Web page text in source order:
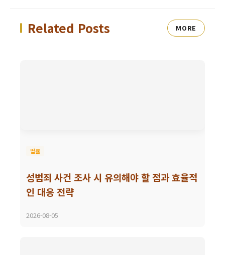
Related Posts MORE
법률
성범죄 사건 조사 시 유의해야 할 점과 효율적
인 대응 전략
2026-08-05